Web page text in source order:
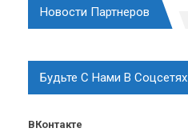
Новости Партнеров
Будьте С Нами В Соцсетях
ВКонтакте